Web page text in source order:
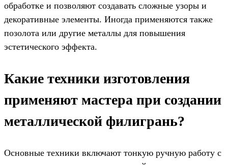
обработке и позволяют создавать сложные узоры и
декоративные элементы. Иногда применяются также
позолота или другие металлы для повышения
эстетического эффекта.
Какие техники изготовления
применяют мастера при создании
металлической филигрань?
Основные техники включают тонкую ручную работу с